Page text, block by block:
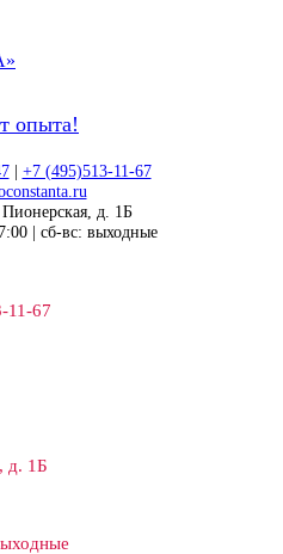
опыта!
| +7 (495)513-11-67
Пионерская, д. 1Б
| сб-вс: выходные
11-67
д. 1Б